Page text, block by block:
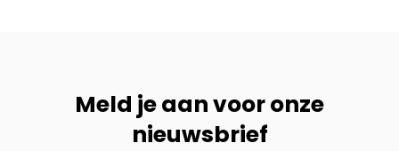
Meld je aan voor onze
nieuwsbrief